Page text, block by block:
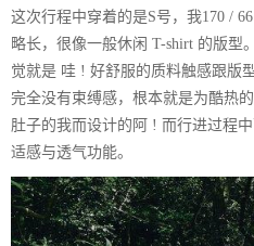
这次行程中穿着的是S号，我170 /
略长，很像一般休闲 T-shirt 的版型
觉就是 哇 ! 好舒服的质料触感跟版
完全没有束缚感，根本就是为酷热
肚子的我而设计的阿 ! 而行进过程
适感与透气功能。